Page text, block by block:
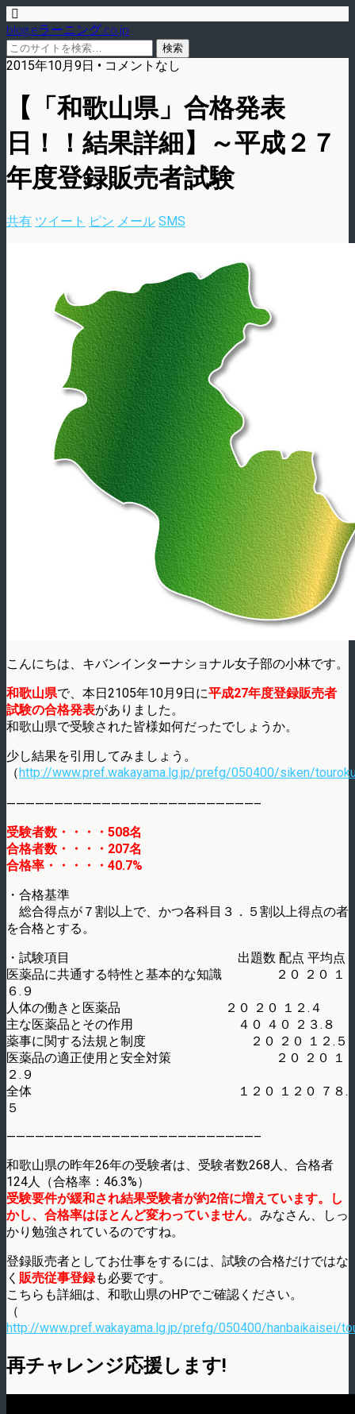
blog.eラーニング.co.jp
2015年10月9日 • コメントなし
【「和歌山県」合格発表
日！！結果詳細】～平成２７
年度登録販売者試験
共有 ツイート ピン メール SMS
こんにちは、キバンインターナショナル女子部の小林です。
和歌山県で、本日2105年10月9日に平成27年度登録販売者
試験の合格発表がありました。
和歌山県で受験された皆様如何だったでしょうか。
少し結果を引用してみましょう。
（http://www.pref.wakayama.lg.jp/prefg/050400/siken/
——————————————————————————–
受験者数・・・・508名
合格者数・・・・207名
合格率・・・・・40.7%
・合格基準
総合得点が７割以上で、かつ各科目３．５割以上得点の者
を合格とする。
・試験項目 出題数 配点 平均点
医薬品に共通する特性と基本的な知識 ２０ ２０ １
６.９
人体の働きと医薬品 ２０ ２０ １２.４
主な医薬品とその作用 ４０ ４０ ２３.８
薬事に関する法規と制度 ２０ ２０ １２.５
医薬品の適正使用と安全対策 ２０ ２０ １
２.９
全体 １２０ １２０ ７８.
５
——————————————————————————–
和歌山県の昨年26年の受験者は、受験者数268人、合格者
124人（合格率：46.3%）
受験要件が緩和され結果受験者が約2倍に増えています。し
かし、合格率はほとんど変わっていません。みなさん、しっ
かり勉強されているのですね。
登録販売者としてお仕事をするには、試験の合格だけではな
く 販売従事登録も必要です。
こちらも詳細は、和歌山県のHPでご確認ください。
（
http://www.pref.wakayama.lg.jp/prefg/050400/hanbaikaisei/
再チャレンジ応援します!